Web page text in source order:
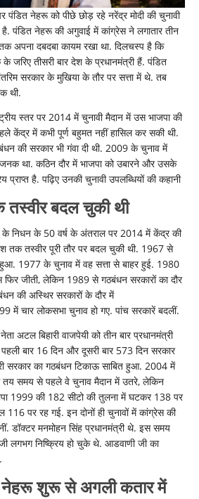
पंडित नेहरू को पीछे छोड़ रहे नरेंद्र मोदी की चुनावी
है. पंडित नेहरू की अगुवाई में कांग्रेस ने लगातार तीन
अपना दबदबा कायम रखा था. दिलचस्प है कि
के जरिए तीसरी बार देश के प्रधानमंत्री हैं. पंडित
सरकार के मुखिया के तौर पर सत्ता में थे. तब
थी.
स्तर पर 2014 में चुनावी मैदान में उस भाजपा की
केंद्र में कभी पूर्ण बहुमत नहीं हासिल कर सकी थी.
की सरकार भी गंवा दी थी. 2009 के चुनाव में
था. कठिन दौर में भाजपा को उबारने और उसके
प्राप्त है. पढ़िए उनकी चुनावी उपलब्धियों की कहानी
तस्वीर बदल चुकी थी
निधन के 50 वर्ष के अंतराल पर 2014 में केंद्र की
तक तस्वीर पूरी तौर पर बदल चुकी थी. 1967 से
1977 के चुनाव में वह सत्ता से बाहर हुई. 1980
जीती, लेकिन 1989 से गठबंधन सरकारों का दौर
की अस्थिर सरकारों के दौर में
चार लोकसभा चुनाव हो गए. पांच सरकारें बदलीं.
अटल बिहारी वाजपेयी को तीन बार प्रधानमंत्री
बार 16 दिन और दूसरी बार 573 दिन सरकार
सरकार का गठबंधन टिकाऊ साबित हुआ. 2004 में
तय समय से पहले वे चुनाव मैदान में उतरे, लेकिन
1999 की 182 सीटो की तुलना में घटकर 138 पर
पर रह गई. इन दोनों ही चुनावों में कांग्रेस की
डॉक्टर मनमोहन सिंह प्रधानमंत्री थे. इस समय
लगभग निष्क्रिय हो चुके थे. आडवाणी जी का
नेहरू शुरू से अगली कतार में